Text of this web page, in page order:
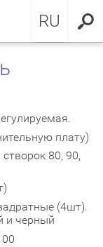
RU
LV
плату)
80, 90,
(4шт).
и черный